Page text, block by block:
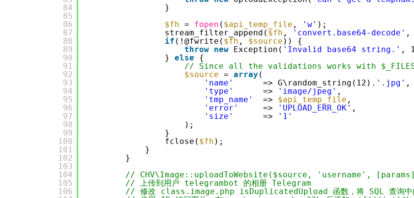
84
85
86
87
88
89
90
91
92
93
94
95
96
97
98
99
100
101
102
103
104
105
106
}
$fh = fopen ( $api_temp_file , 'w' );
stream_filter_append( $fh , 'convert.base64-decode' ,
if (!@fwrite( $fh , $source )) {
throw new Exception( 'Invalid base64 string.' ,
} else
{
// Since all the validations works with
$source = array (
'name'
=> G\random_string(12). '.jpg' ,
'type'
=> 'image/jpeg' ,
'tmp_name'
=> $api_temp_file ,
'error'
=> 'UPLOAD_ERR_OK' ,
'size'
=>
'1'
);
}
fclose( $fh );
}
}
// CHV\Image::uploadToWebsite($source, 'username',
// 上传到用户 telegrambot 的相册 Telegram
// 修改 class.image.php isDuplicatedUpload 函数，将 SQL 查询中的